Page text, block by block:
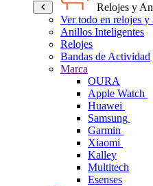
Relojes y
Ver todo en relojes
Anillos Inteligentes
Relojes
Bandas de Actividad
Marca
OURA
Apple Watch
Huawei
Samsung
Garmin
Xiaomi
Kalley
Multitech
Esenses